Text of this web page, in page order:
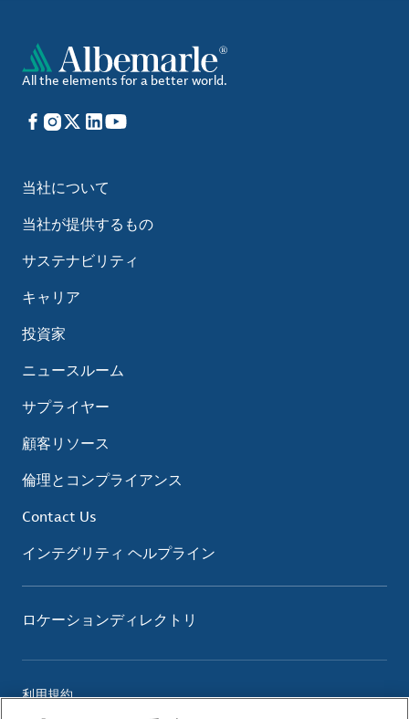
All the elements for a better world.
Facebook
Instagram
X LinkedIn
YouTube
当社について
当社が提供するもの
サステナビリティ
キャリア
投資家
ニュースルーム
サプライヤー
顧客リソース
倫理とコンプライアンス
Contact Us
インテグリティ ヘルプライン
ロケーションディレクトリ
利用規約